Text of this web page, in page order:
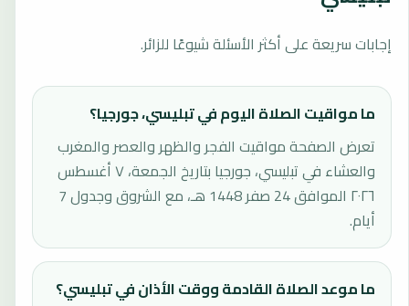
إجابات سريعة على أكثر الأسئلة شيوعًا للزائر.
ما مواقيت الصلاة اليوم في تبليسي، جورجيا؟
تعرض الصفحة مواقيت الفجر والظهر والعصر والمغرب
والعشاء في تبليسي، جورجيا بتاريخ الجمعة، ٧ أغسطس
٢٠٢٦ الموافق 24 صفر 1448 هـ، مع الشروق وجدول 7
أيام.
ما موعد الصلاة القادمة ووقت الأذان في تبليسي؟